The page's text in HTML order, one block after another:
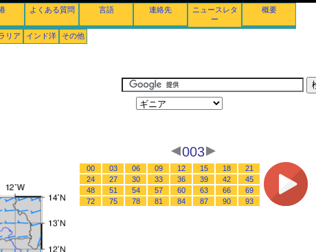
よくある質問 言語 連絡先
ニュースレタ
ー
概要
リア インド洋 その他
003
00 03 06 09 12 15 18
21
24
27 30 33 36 39 42
45
48
51 54 57 60 63 66
69
72
75 78 81 84 87 90 93